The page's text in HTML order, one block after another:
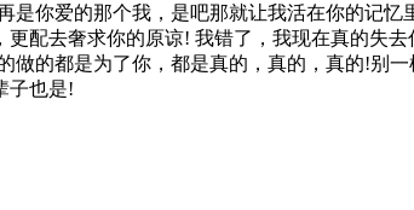
你爱的那个我，是吧那就让我活在你的记
配去奢求你的原谅! 我错了，我现在真的失
做的都是为了你，都是真的，真的，真的!别
子也是!